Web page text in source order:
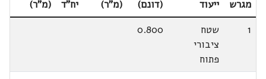
מגרש ייעוד
(דונם)
(מ"ר)
יח"ד
(מ"ר)
1
שטח
ציבורי
פתוח
0.800